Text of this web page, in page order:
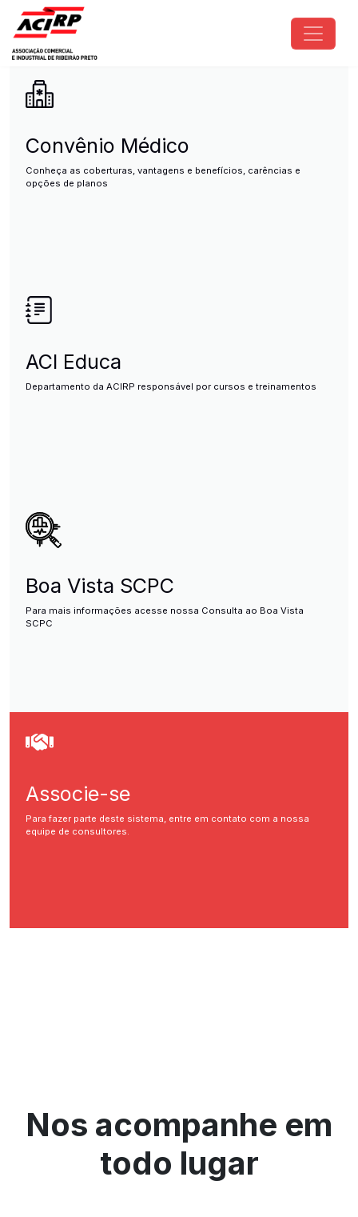
Pular para o conteúdo principal
ACIRP - Associação Comercial
Convênio Médico
Conheça as coberturas, vantagens e benefícios, carências e
opções de planos
ACI Educa
Departamento da ACIRP responsável por cursos e treinamentos
Boa Vista SCPC
Para mais informações acesse nossa Consulta ao Boa Vista
SCPC
Associe-se
Para fazer parte deste sistema, entre em contato com a nossa
equipe de consultores.
Nos acompanhe em
todo lugar